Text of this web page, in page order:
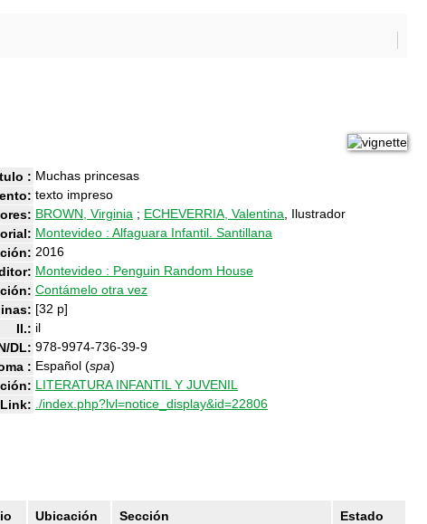
: Muchas princesas
texto impreso
BROWN, Virginia ; ECHEVERRIA, Valentina , Ilustrador
Montevideo : Alfaguara Infantil. Santillana
2016
Montevideo : Penguin Random House
Contámelo otra vez
[32 p]
Il.: il
DL: 978-9974-736-39-9
: Español (spa)
LITERATURA INFANTIL Y JUVENIL
Link: ./index.php?lvl=notice_display&id=22806
Ubicación Sección
Estado